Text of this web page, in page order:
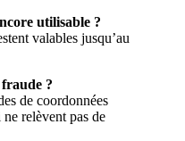
utilisable ?
valables jusqu’au
?
de coordonnées
ne relèvent pas de